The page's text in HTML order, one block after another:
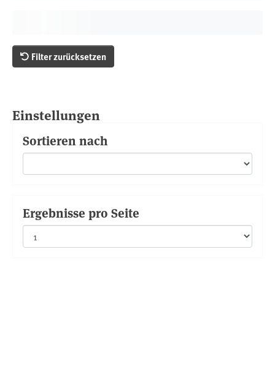
Filter zurücksetzen
Einstellungen
Sortieren nach
Ergebnisse pro Seite